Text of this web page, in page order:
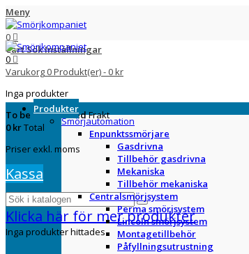
Meny
0
CartSökInställningar
0
Varukorg0Produkt(er)-0 kr
Inga produkter
To be determinedFrakt
0 krTotal
Priser exkl. moms
Kassa
Klicka här för mer produkter
Inga produkter hittades
Produkter
Smörjautomation
Enpunktssmörjare
Gasdrivna
Tillbehör gasdrivna
Mekaniska
Tillbehör mekaniska
Centralsmörjsystem
Perma smörjsystem
Lincoln smörjsystem
Montagetillbehör
Påfyllningsutrustning